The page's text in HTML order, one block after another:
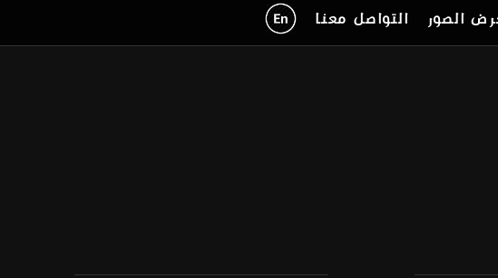
التواصل معنا الصور